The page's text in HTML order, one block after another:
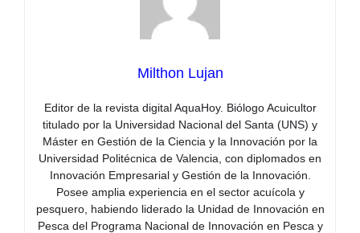
Milthon Lujan
Editor de la revista digital AquaHoy. Biólogo Acuicultor
titulado por la Universidad Nacional del Santa (UNS) y
Máster en Gestión de la Ciencia y la Innovación por la
Universidad Politécnica de Valencia, con diplomados en
Innovación Empresarial y Gestión de la Innovación.
Posee amplia experiencia en el sector acuícola y
pesquero, habiendo liderado la Unidad de Innovación en
Pesca del Programa Nacional de Innovación en Pesca y